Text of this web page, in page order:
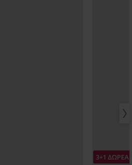
3+1